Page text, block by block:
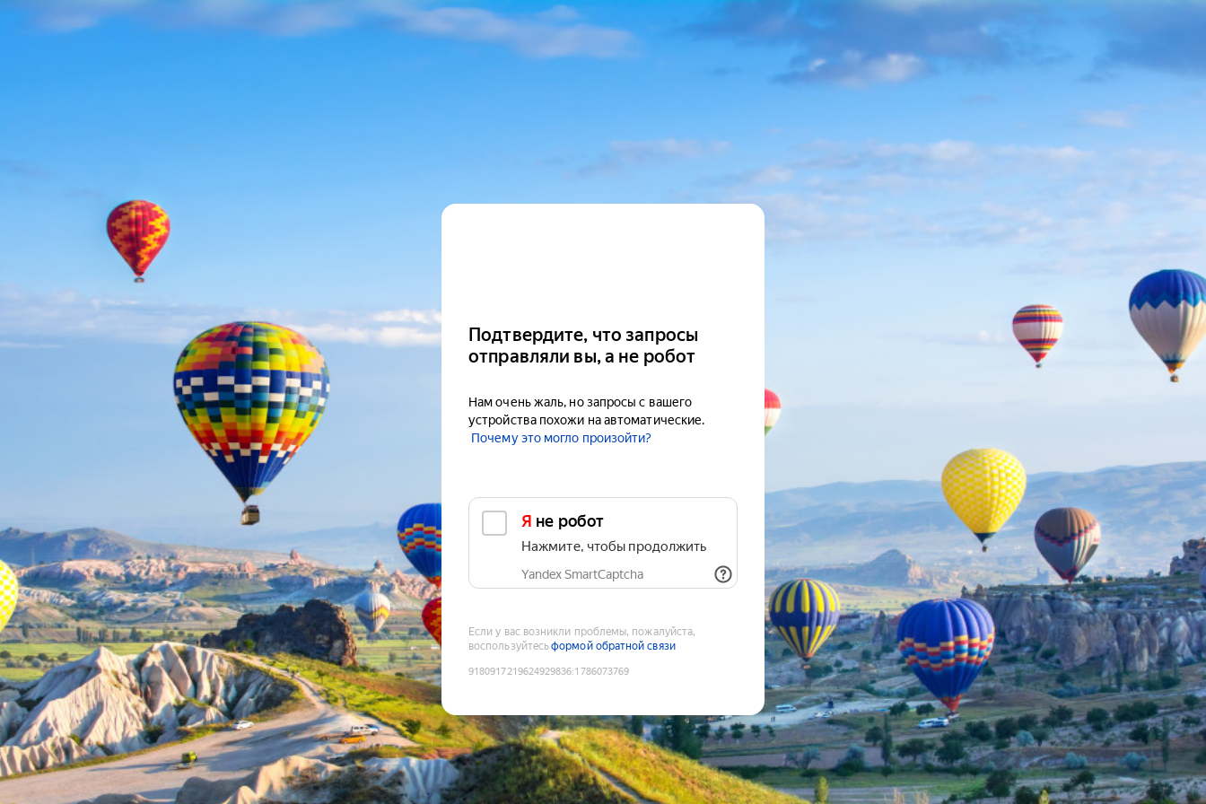
Подтвердите, что запросы
отправляли вы, а не робот
Нам очень жаль, но запросы с вашего
устройства похожи на автоматические.
Почему это могло произойти?
Я не робот
Нажмите, чтобы продолжить
Yandex SmartCaptcha
Если у вас возникли проблемы, пожалуйста,
воспользуйтесьформой обратной связи
9180917219624929836:1786073769